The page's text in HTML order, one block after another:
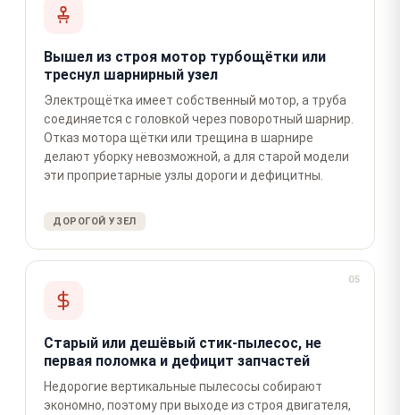
Вышел из строя мотор турбощётки или
треснул шарнирный узел
Электрощётка имеет собственный мотор, а труба
соединяется с головкой через поворотный шарнир.
Отказ мотора щётки или трещина в шарнире
делают уборку невозможной, а для старой модели
эти проприетарные узлы дороги и дефицитны.
ДОРОГОЙ УЗЕЛ
05
Старый или дешёвый стик-пылесос, не
первая поломка и дефицит запчастей
Недорогие вертикальные пылесосы собирают
экономно, поэтому при выходе из строя двигателя,